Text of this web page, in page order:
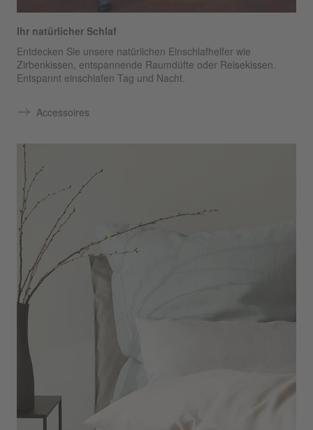
Ihr natürlicher Schlaf
Entdecken Sie unsere natürlichen Einschlafhelfer wie
Zirbenkissen, entspannende Raumdüfte oder Reisekissen.
Entspannt einschlafen Tag und Nacht.
Accessoires